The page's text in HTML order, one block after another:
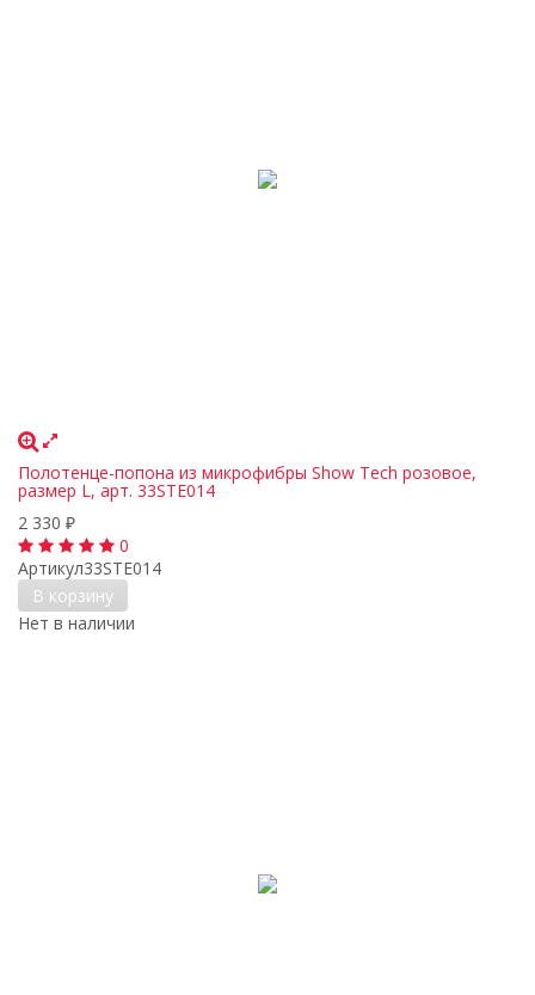
Полотенце-попона из микрофибры Show Tech розовое,
размер L, арт. 33STE014
2 330 ₽
0
Артикул33STE014
В корзину
Нет в наличии